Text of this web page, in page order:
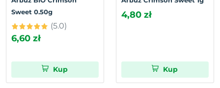
Sweet 0.50g
(5.0)
6,60 zł
Kup
4,80 zł
Kup